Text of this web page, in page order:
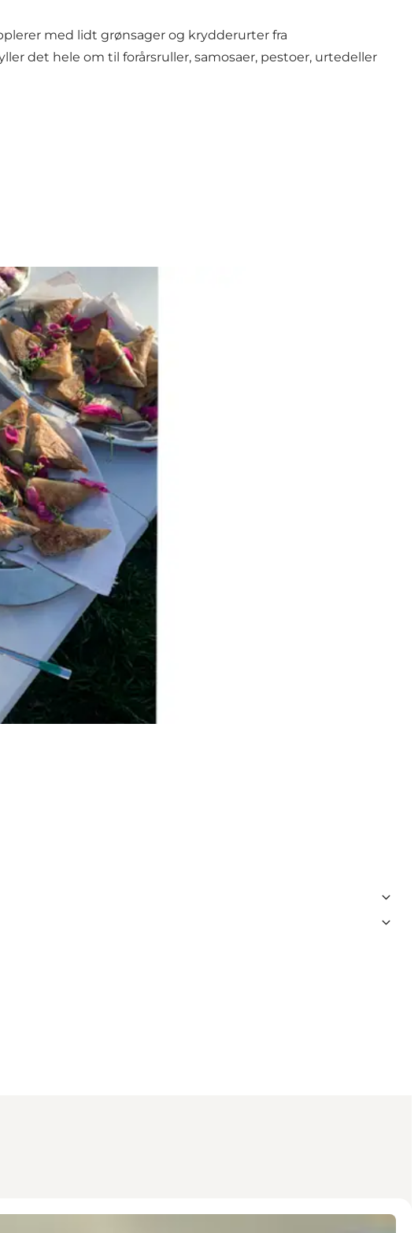
med lidt grønsager og krydderurter fra
det hele om til forårsruller, samosaer, pestoer, urtedeller